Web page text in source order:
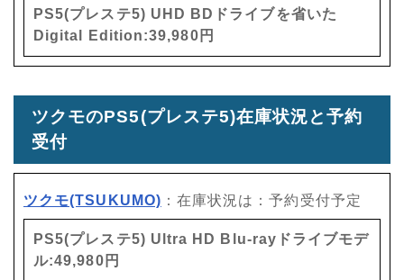
PS5(プレステ5) UHD BDドライブを省いた
Digital Edition:39,980円
ツクモのPS5(プレステ5)在庫状況と予約
受付
ツクモ(TSUKUMO) ：在庫状況は：予約受付予定
PS5(プレステ5) Ultra HD Blu-rayドライブモデ
ル:49,980円